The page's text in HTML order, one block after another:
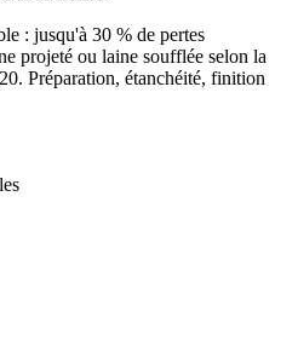
: jusqu'à 30 % de pertes
projeté ou laine soufflée selon la
Préparation, étanchéité, finition